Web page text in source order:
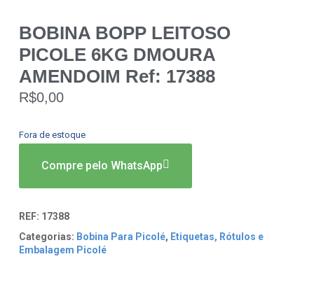
BOBINA BOPP LEITOSO
PICOLE 6KG DMOURA
AMENDOIM Ref: 17388
R$0,00
Fora de estoque
Compre pelo WhatsApp
REF: 17388
Categorias: Bobina Para Picolé, Etiquetas, Rótulos e
Embalagem Picolé